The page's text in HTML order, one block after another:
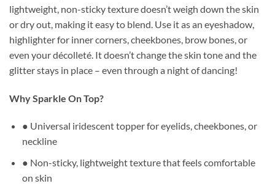
lightweight, non-sticky texture doesn’t weigh down the skin
or dry out, making it easy to blend. Use it as an eyeshadow,
highlighter for inner corners, cheekbones, brow bones, or
even your décolleté. It doesn’t change the skin tone and the
glitter stays in place – even through a night of dancing!
Why Sparkle On Top?
● Universal iridescent topper for eyelids, cheekbones, or
neckline
● Non-sticky, lightweight texture that feels comfortable
on skin